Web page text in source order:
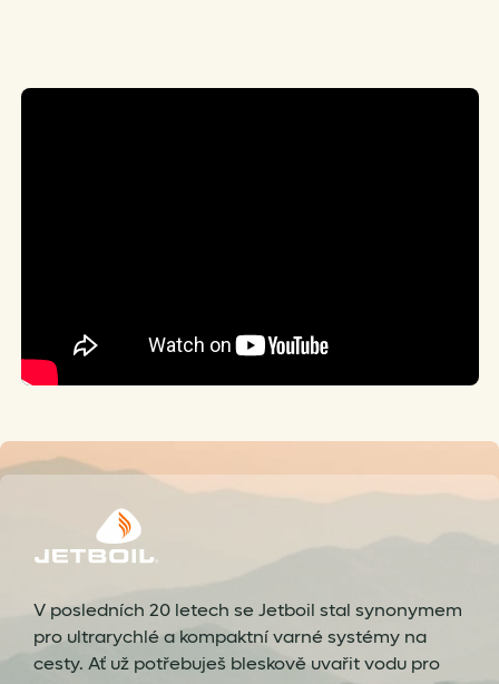
V posledních 20 letech se Jetboil stal synonymem
pro ultrarychlé a kompaktní varné systémy na
cesty. Ať už potřebuješ bleskově uvařit vodu pro